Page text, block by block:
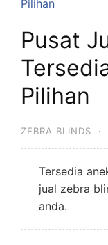
Pusat
Pilihan
ZEBRA BLINDS ·
Tersedia
jual zebra
anda.